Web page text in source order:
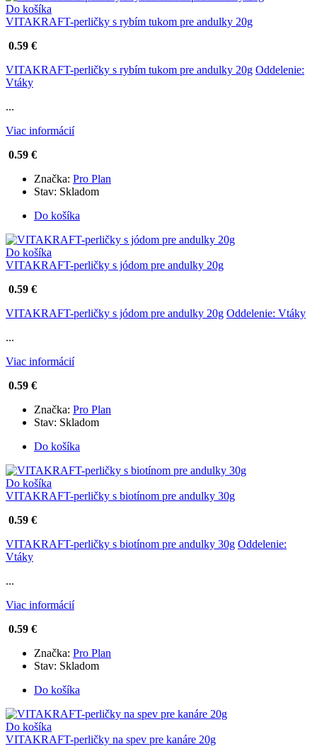
Do košíka
VITAKRAFT-perličky s rybím tukom pre andulky 20g
0.59 €
VITAKRAFT-perličky s rybím tukom pre andulky 20g Oddelenie:
Vtáky
...
Viac informácií
0.59 €
Značka: Pro Plan
Stav: Skladom
Do košíka
Do košíka
VITAKRAFT-perličky s jódom pre andulky 20g
0.59 €
VITAKRAFT-perličky s jódom pre andulky 20g Oddelenie: Vtáky
...
Viac informácií
0.59 €
Značka: Pro Plan
Stav: Skladom
Do košíka
Do košíka
VITAKRAFT-perličky s biotínom pre andulky 30g
0.59 €
VITAKRAFT-perličky s biotínom pre andulky 30g Oddelenie:
Vtáky
...
Viac informácií
0.59 €
Značka: Pro Plan
Stav: Skladom
Do košíka
Do košíka
VITAKRAFT-perličky na spev pre kanáre 20g